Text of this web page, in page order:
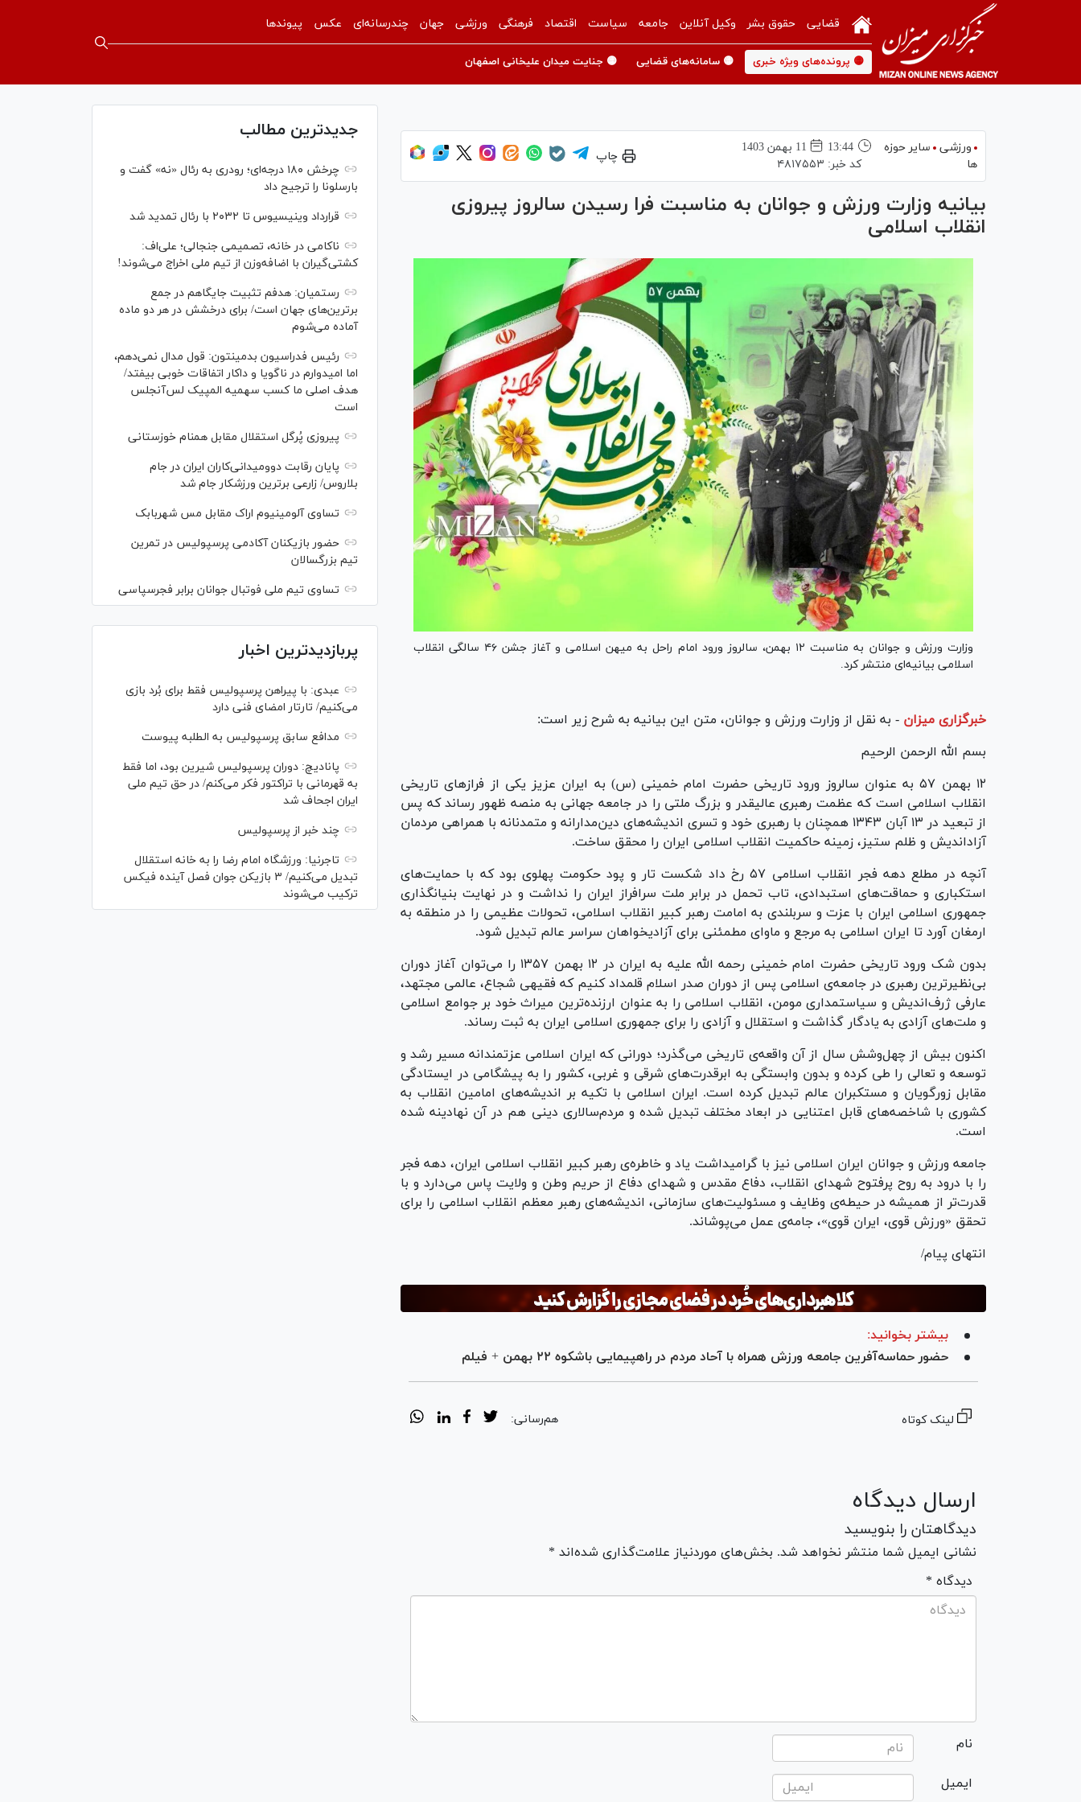
قضایی حقوق بشر وکیل آنلاین جامعه سیاست اقتصاد فرهنگی ورزشی جهان چندرسانه‌ای عکس پیوندها
🟡 پرونده‌های ویژه خبری 🟡 سامانه‌های قضایی 🟡 جنایت میدان علیخانی اصفهان
ورزشی
سایر حوزه
ها
13:44
11 بهمن 1403
کد خبر: ۴۸۱۷۵۵۳
چاپ
بیانیه وزارت ورزش و جوانان به مناسبت فرا رسیدن سالروز پیروزی
انقلاب اسلامی
وزارت ورزش و جوانان به مناسبت ۱۲ بهمن، سالروز ورود امام راحل به میهن اسلامی و آغاز جشن ۴۶ سالگی انقلاب
اسلامی بیانیه‌ای منتشر کرد.
خبرگزاری میزان - به نقل از وزارت ورزش و جوانان، متن این بیانیه به شرح زیر است:
بسم الله الرحمن الرحیم
۱۲ بهمن ۵۷ به عنوان سالروز ورود تاریخی حضرت امام خمینی (س) به ایران عزیز یکی از فراز‌های تاریخی
انقلاب اسلامی است که عظمت رهبری عالیقدر و بزرگ ملتی را در جامعه جهانی به منصه ظهور رساند که پس
از تبعید در ۱۳ آبان ۱۳۴۳ همچنان با رهبری خود و تسری اندیشه‌های دین‌مدارانه و متمدنانه با همراهی مردمان
آزاداندیش و ظلم ستیز، زمینه حاکمیت انقلاب اسلامی ایران را محقق ساخت.
آنچه در مطلع دهه فجر انقلاب اسلامی ۵۷ رخ داد شکست تار و پود حکومت پهلوی بود که با حمایت‌های
استکباری و حماقت‌های استبدادی، تاب تحمل در برابر ملت سرافراز ایران را نداشت و در نهایت بنیانگذاری
جمهوری اسلامی ایران با عزت و سربلندی به امامت رهبر کبیر انقلاب اسلامی، تحولات عظیمی را در منطقه به
ارمغان آورد تا ایران اسلامی به مرجع و ماوای مطمئنی برای آزادیخواهان سراسر عالم تبدیل شود.
بدون شک ورود تاریخی حضرت امام خمینی رحمه الله علیه به ایران در ۱۲ بهمن ۱۳۵۷ را می‌توان آغاز دوران
بی‌نظیرترین رهبری در جامعه‌ی اسلامی پس از دوران صدر اسلام قلمداد کنیم که فقیهی شجاع، عالمی مجتهد،
عارفی ژرف‌اندیش و سیاستمداری مومن، انقلاب اسلامی را به عنوان ارزنده‌ترین میراث خود بر جوامع اسلامی
و ملت‌های آزادی به یادگار گذاشت و استقلال و آزادی را برای جمهوری اسلامی ایران به ثبت رساند.
اکنون بیش از چهل‌وشش سال از آن واقعه‌ی تاریخی می‌گذرد؛ دورانی که ایران اسلامی عزتمندانه مسیر رشد و
توسعه و تعالی را طی کرده و بدون وابستگی به ابرقدرت‌های شرقی و غربی، کشور را به پیشگامی در ایستادگی
مقابل زورگویان و مستکبران عالم تبدیل کرده است. ایران اسلامی با تکیه بر اندیشه‌های امامین انقلاب به
کشوری با شاخصه‌های قابل اعتنایی در ابعاد مختلف تبدیل شده و مردم‌سالاری دینی هم در آن نهادینه شده
است.
جامعه ورزش و جوانان ایران اسلامی نیز با گرامیداشت یاد و خاطره‌ی رهبر کبیر انقلاب اسلامی ایران، دهه فجر
را با درود به روح پرفتوح شهدای انقلاب، دفاع مقدس و شهدای دفاع از حریم وطن و ولایت پاس می‌دارد و با
قدرت‌تر از همیشه در حیطه‌ی وظایف و مسئولیت‌های سازمانی، اندیشه‌های رهبر معظم انقلاب اسلامی را برای
تحقق «ورزش قوی، ایران قوی»، جامه‌ی عمل می‌پوشاند.
انتهای پیام/
بیشتر بخوانید:
حضور حماسه‌آفرین جامعه ورزش همراه با آحاد مردم در راهپیمایی باشکوه ۲۲ بهمن + فیلم
لینک کوتاه هم‌رسانی:
ارسال دیدگاه
دیدگاهتان را بنویسید
نشانی ایمیل شما منتشر نخواهد شد. بخش‌های موردنیاز علامت‌گذاری شده‌اند *
* دیدگاه
نام
ایمیل
جدیدترین مطالب
چرخش ۱۸۰ درجه‌ای؛ رودری به رئال «نه» گفت و
بارسلونا را ترجیح داد
قرارداد وینیسیوس تا ۲۰۳۲ با رئال‌ تمدید شد
ناکامی در خانه، تصمیمی جنجالی؛ علی‌اف:
کشتی‌گیران با اضافه‌وزن از تیم ملی اخراج می‌شوند!
رستمیان: هدفم تثبیت جایگاهم در جمع
برترین‌های جهان است/ برای درخشش در هر دو ماده
آماده می‌شوم
رئیس فدراسیون بدمینتون: قول مدال نمی‌دهم،
اما امیدوارم در ناگویا و داکار اتفاقات خوبی بیفتد/
هدف اصلی ما کسب سهمیه المپیک لس‌آنجلس
است
پیروزی پُرگل استقلال مقابل همنام خوزستانی
پایان رقابت دوومیدانی‌کاران ایران در جام
بلاروس/ زارعی برترین ورزشکار جام شد
تساوی آلومینیوم اراک مقابل مس شهربابک
حضور بازیکنان آکادمی پرسپولیس در تمرین
تیم بزرگسالان
تساوی تیم ملی فوتبال جوانان برابر فجرسپاسی
پربازدیدترین اخبار
عبدی: با پیراهن پرسپولیس فقط برای بُرد بازی
می‌کنیم/ تارتار امضای فنی دارد
مدافع سابق پرسپولیس به الطلبه پیوست
پانادیچ: دوران پرسپولیس شیرین بود، اما فقط
به قهرمانی با تراکتور فکر می‌کنم/ در حق تیم ملی
ایران اجحاف شد
چند خبر از پرسپولیس
تاجرنیا: ورزشگاه امام رضا را به خانه استقلال
تبدیل می‌کنیم/ ۳ بازیکن جوان فصل آینده فیکس
ترکیب می‌شوند